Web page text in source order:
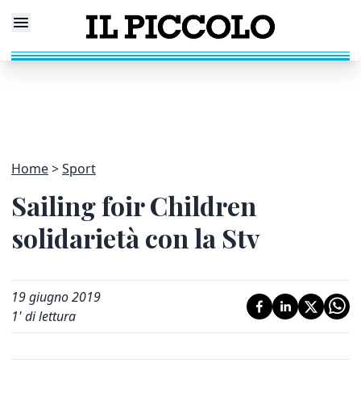
Home Sport
Sailing foir Children
solidarietà con la Stv
19 giugno 2019
1' di lettura